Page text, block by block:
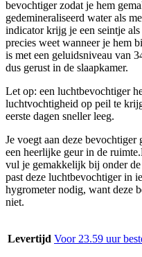
bevochtiger zodat je hem
gedemineraliseerd water als
indicator krijg je een seintje
precies weet wanneer je hem
is met een geluidsniveau van
dus gerust in de slaapkamer.
Let op: een luchtbevochtiger
luchtvochtigheid op peil te
eerste dagen sneller leeg.
Je voegt aan deze
een heerlijke geur in de
vul je gemakkelijk bij onder
past deze luchtbevochtiger in
hygrometer nodig, want deze
niet.
Levertijd Voor 23.59 uur